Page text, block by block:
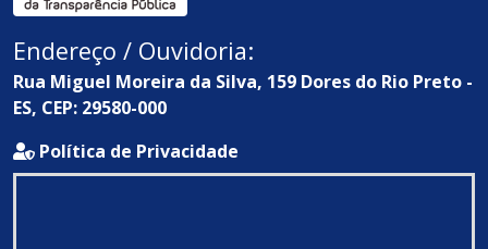
Endereço / Ouvidoria:
Rua Miguel Moreira da Silva, 159 Dores do Rio Preto -
ES, CEP: 29580-000
Política de Privacidade